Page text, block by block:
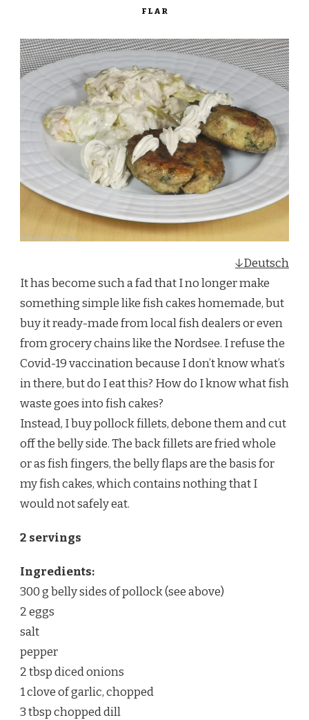
FLAR
↓Deutsch
It has become such a fad that I no longer make
something simple like fish cakes homemade, but
buy it ready-made from local fish dealers or even
from grocery chains like the Nordsee. I refuse the
Covid-19 vaccination because I don’t know what’s
in there, but do I eat this? How do I know what fish
waste goes into fish cakes?
Instead, I buy pollock fillets, debone them and cut
off the belly side. The back fillets are fried whole
or as fish fingers, the belly flaps are the basis for
my fish cakes, which contains nothing that I
would not safely eat.
2 servings
Ingredients:
300 g belly sides of pollock (see above)
2 eggs
salt
pepper
2 tbsp diced onions
1 clove of garlic, chopped
3 tbsp chopped dill